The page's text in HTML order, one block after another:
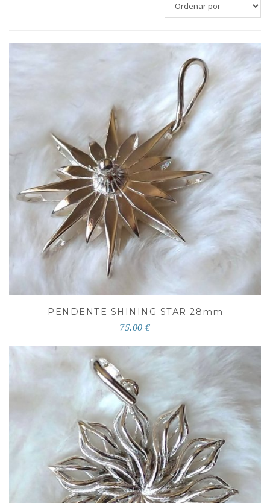
PENDENTE SHINING STAR 28 mm
75.00 €